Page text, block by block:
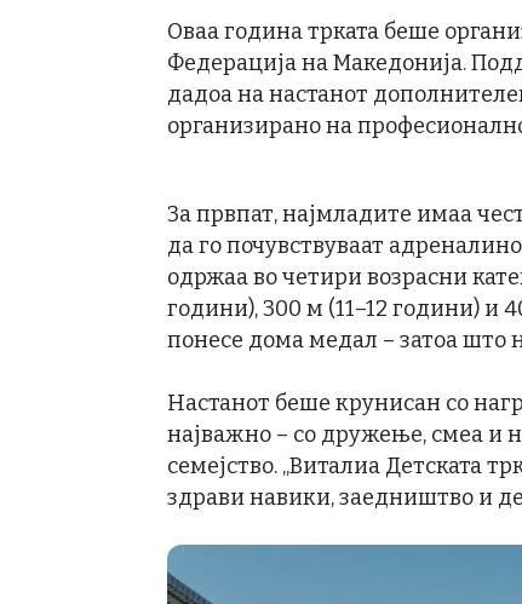
Оваа година трката беше
Федерација на Македонија.
дадоа на настанот
организирано на
За првпат, најмладите имаа
да го почувствуваат
одржаа во четири возрасни
години), 300 м (11–12 години) и
понесе дома медал – затоа што
Настанот беше крунисан со
најважно – со дружење, смеа и
семејство. „Виталиа Детската
здрави навики, заедништво и